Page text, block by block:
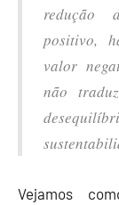
redução
positivo,
valor
não
Vejamos